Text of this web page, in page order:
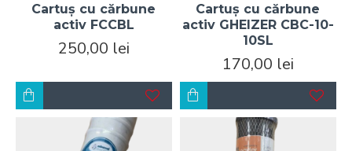
Cartuș cu cărbune
activ FCCBL
250,00 lei
Cartuș cu cărbune
activ GHEIZER CBC-10-
10SL
170,00 lei